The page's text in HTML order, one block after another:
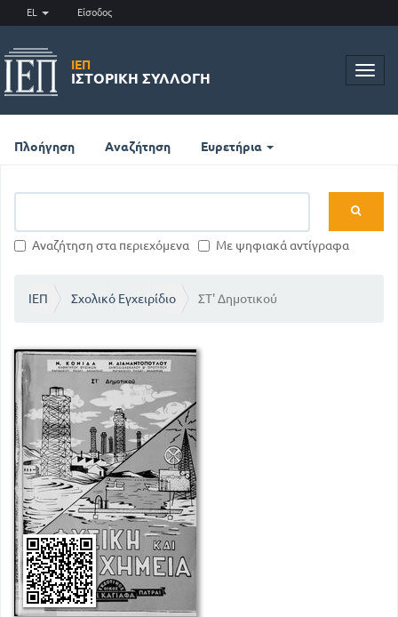
EL Είσοδος
ΙΕΠ
ΙΣΤΟΡΙΚΉ ΣΥΛΛΟΓΉ
Πλοήγηση Αναζήτηση Ευρετήρια
Αναζήτηση στα περιεχόμενα Με ψηφιακά αντίγραφα
ΙΕΠ Σχολικό Εγχειρίδιο ΣΤ' Δημοτικού